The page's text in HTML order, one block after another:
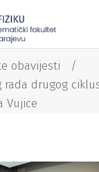
obavijesti
/
rada drugog
Vujice